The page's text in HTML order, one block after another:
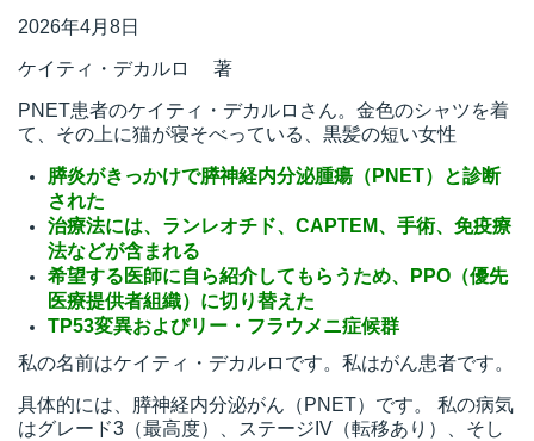
2026年4月8日
ケイティ・デカルロ 著
PNET患者のケイティ・デカルロさん。金色のシャツを着
て、その上に猫が寝そべっている、黒髪の短い女性
膵炎がきっかけで膵神経内分泌腫瘍（PNET）と診断
された
治療法には、ランレオチド、CAPTEM、手術、免疫療
法などが含まれる
希望する医師に自ら紹介してもらうため、PPO（優先
医療提供者組織）に切り替えた
TP53変異およびリー・フラウメニ症候群
私の名前はケイティ・デカルロです。私はがん患者です。
具体的には、膵神経内分泌がん（PNET）です。 私の病気
はグレード3（最高度）、ステージIV（転移あり）、そし